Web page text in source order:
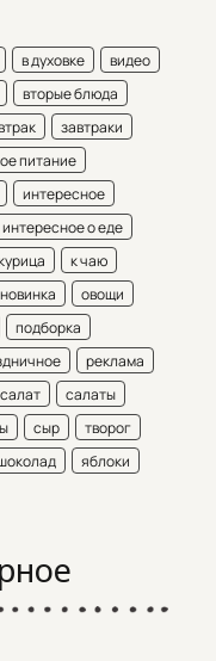
в духовке
видео
вторые блюда
завтраки
питание
интересное
интересное о еде
к чаю
новинка
овощи
подборка
реклама
салат
салаты
сыр
творог
яблоки